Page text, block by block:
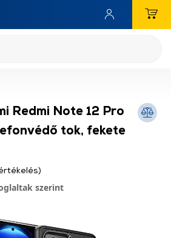
Redmi Note 12 Pro
tok, fekete
szerint